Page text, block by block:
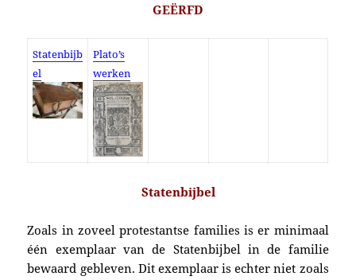
GEËRFD
Statenbijb
el
Plato’s
werken
Statenbijbel
Zoals in zoveel protestantse families is er minimaal
één exemplaar van de Statenbijbel in de familie
bewaard gebleven. Dit exemplaar is echter niet zoals